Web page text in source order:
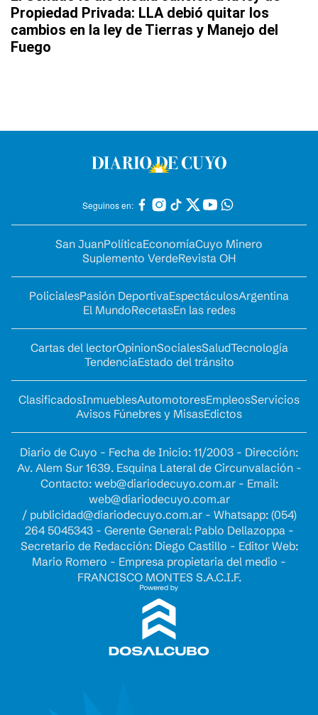
Propiedad Privada: LLA debió quitar los
cambios en la ley de Tierras y Manejo del
Fuego
Seguinos en:
San JuanPolíticaEconomíaCuyo Minero
Suplemento VerdeRevista OH
PolicialesPasión DeportivaEspectáculosArgentina
El MundoRecetasEn las redes
Cartas del lectorOpinionSocialesSaludTecnología
TendenciaEstado del tránsito
ClasificadosInmueblesAutomotoresEmpleosServicios
Avisos Fúnebres y MisasEdictos
Diario de Cuyo - Fecha de Inicio: 11/2003 - Dirección:
Av. Alem Sur 1639. Esquina Lateral de Circunvalación -
Contacto: web@diariodecuyo.com.ar- Email:
web@diariodecuyo.com.ar
/ publicidad@diariodecuyo.com.ar- Whatsapp: (054)
264 5045343 - Gerente General: Pablo Dellazoppa -
Secretario de Redacción: Diego Castillo - Editor Web:
Mario Romero - Empresa propietaria del medio -
FRANCISCO MONTES S.A.C.I.F.